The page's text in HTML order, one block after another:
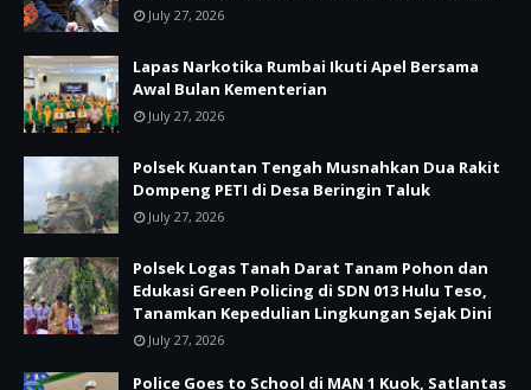
July 27, 2026
Lapas Narkotika Rumbai Ikuti Apel Bersama
Awal Bulan Kementerian
July 27, 2026
Polsek Kuantan Tengah Musnahkan Dua Rakit
Dompeng PETI di Desa Beringin Taluk
July 27, 2026
Polsek Logas Tanah Darat Tanam Pohon dan
Edukasi Green Policing di SDN 013 Hulu Teso,
Tanamkan Kepedulian Lingkungan Sejak Dini
July 27, 2026
Police Goes to School di MAN 1 Kuok, Satlantas